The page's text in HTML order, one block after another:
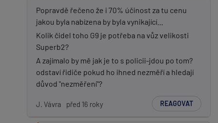
Popravdě řečeno že i 70% účinost za tu cenu
jakou byla nabízena by byla vynikající...
Kolik čidel toho G9 je potřeba na vůz velikosti
Superb2?
A zajímalo by mě jak je to s policii-jdou po tom?
odstaví řidiče pokud ho ihned nezměří a hledají
důvod "nezměření"?
J. Vávra před 16 roky REAGOVAT